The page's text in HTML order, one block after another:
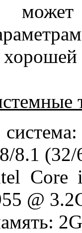
может
8.1
@